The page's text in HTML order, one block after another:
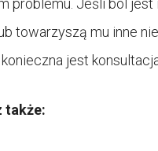
problemu. Jeśli ból jest
towarzyszą mu inne
jest
także: